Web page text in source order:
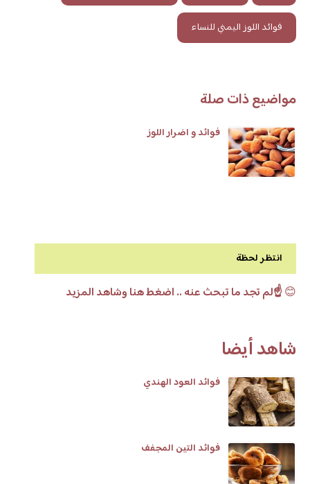
فوائد اللوز اليمني للنساء
مواضيع ذات صلة
فوائد و اضرار اللوز
انتظر لحظة
😊☝️لم تجد ما تبحث عنه .. اضغط هنا وشاهد المزيد
شاهد أيضا
فوائد العود الهندي
فوائد التين المجفف